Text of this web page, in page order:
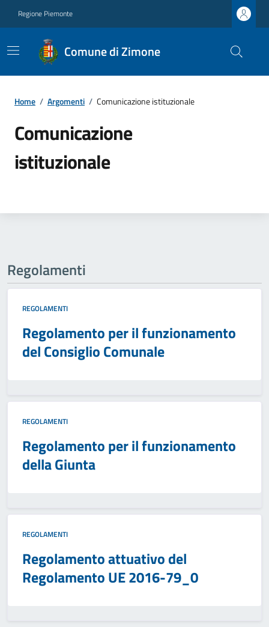
Regione Piemonte
Comune di Zimone
Home / Argomenti / Comunicazione istituzionale
Comunicazione
istituzionale
Regolamenti
REGOLAMENTI
Regolamento per il funzionamento
del Consiglio Comunale
REGOLAMENTI
Regolamento per il funzionamento
della Giunta
REGOLAMENTI
Regolamento attuativo del
Regolamento UE 2016-79_0